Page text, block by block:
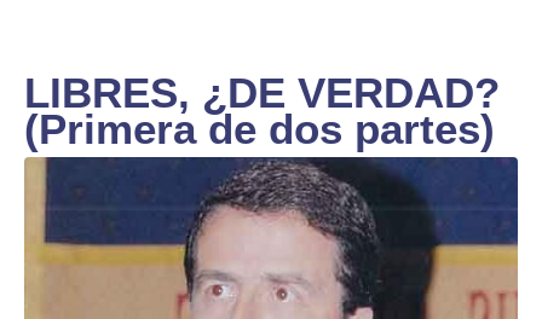
LIBRES, ¿DE VERDAD?
(Primera de dos partes)